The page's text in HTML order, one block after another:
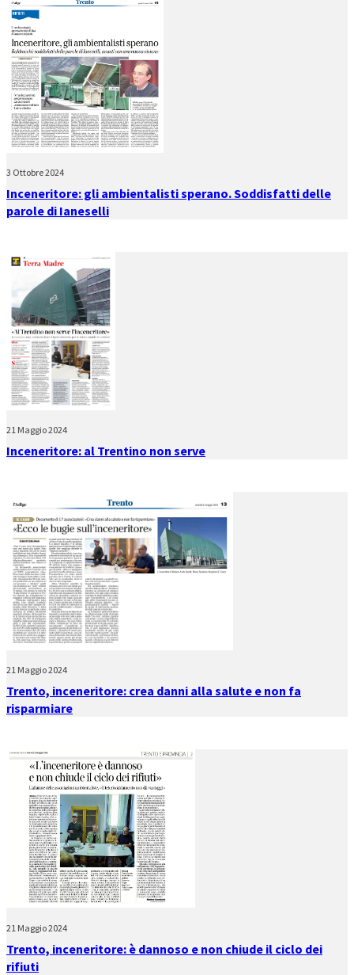
3 Ottobre 2024
Inceneritore: gli ambientalisti sperano. Soddisfatti delle
parole di Ianeselli
21 Maggio 2024
Inceneritore: al Trentino non serve
21 Maggio 2024
Trento, inceneritore: crea danni alla salute e non fa
risparmiare
21 Maggio 2024
Trento, inceneritore: è dannoso e non chiude il ciclo dei
rifiuti